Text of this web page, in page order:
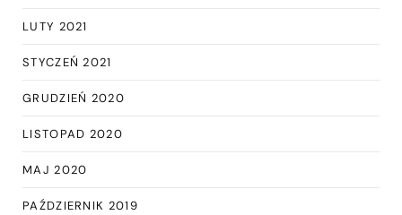
LUTY 2021
STYCZEŃ 2021
GRUDZIEŃ 2020
LISTOPAD 2020
MAJ 2020
PAŹDZIERNIK 2019